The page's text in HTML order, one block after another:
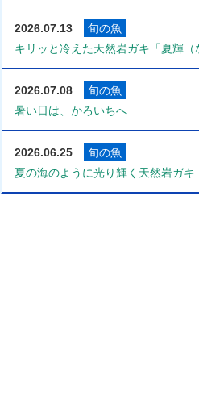
2026.07.13
旬の魚
キリッと冷えた天然岩ガキ「夏輝（
2026.07.08
旬の魚
暑い日は、かろいちへ
2026.06.25
旬の魚
夏の海のように光り輝く天然岩ガキ